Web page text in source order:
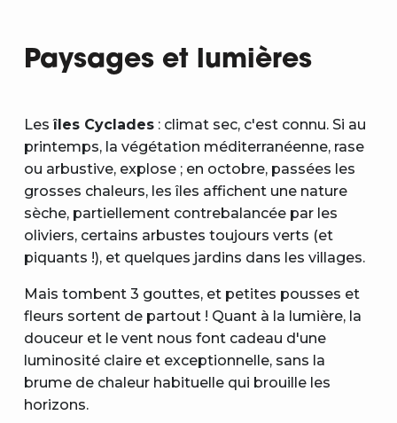
Paysages et lumières
Lesîles Cyclades : climat sec, c'est connu. Si au
printemps, la végétation méditerranéenne, rase
ou arbustive, explose ; en octobre, passées les
grosses chaleurs, les îles affichent une nature
sèche, partiellement contrebalancée par les
oliviers, certains arbustes toujours verts (et
piquants !), et quelques jardins dans les villages.
Mais tombent 3 gouttes, et petites pousses et
fleurs sortent de partout ! Quant à la lumière, la
douceur et le vent nous font cadeau d'une
luminosité claire et exceptionnelle, sans la
brume de chaleur habituelle qui brouille les
horizons.